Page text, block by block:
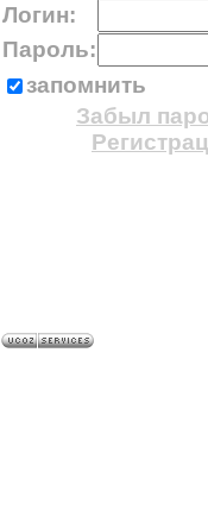
Логин:
Пароль:
запомнить
Забыл